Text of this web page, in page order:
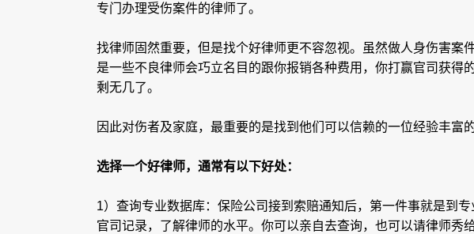
专门办理受伤案件的律师了。
找律师固然重要，但是找个好律师更不容忽视。虽然做人身伤害案
是一些不良律师会巧立名目的跟你报销各种费用，你打赢官司获得
剩无几了。
因此对伤者及家庭，最重要的是找到他们可以信赖的一位经验丰富的
选择一个好律师，通常有以下好处：
1）查询专业数据库：保险公司接到索赔通知后，第一件事就是到
官司记录，了解律师的水平。你可以亲自去查询，也可以请律师秀